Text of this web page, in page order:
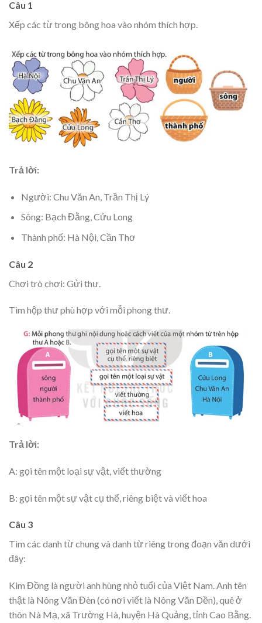
Câu 1
Xếp các từ trong bông hoa vào nhóm thích hợp.
Trả lời:
Người: Chu Văn An, Trần Thị Lý
Sông: Bạch Đằng, Cửu Long
Thành phố: Hà Nội, Cần Thơ
Câu 2
Chơi trò chơi: Gửi thư.
Tìm hộp thư phù hợp với mỗi phong thư.
Trả lời:
A: gọi tên một loại sự vật, viết thường
B: gọi tên một sự vật cụ thể, riêng biệt và viết hoa
Câu 3
Tìm các danh từ chung và danh từ riêng trong đoạn văn dưới
đây:
Kim Đồng là người anh hùng nhỏ tuổi của Việt Nam. Anh tên
thật là Nông Văn Đèn (có nơi viết là Nông Văn Dền), quê ở
thôn Nà Mạ, xã Trường Hà, huyện Hà Quảng, tỉnh Cao Bằng.